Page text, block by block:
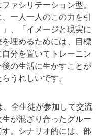
ァシリテーション型。
一人一人のこの力を引
、「イメージと現実に
埋めるためには、目標
分を置いてトレーニン
の生活に生かすことが
うれしいです。
全生徒が参加して交流
が混ざり合ったグルー
。シナリオ的には、部